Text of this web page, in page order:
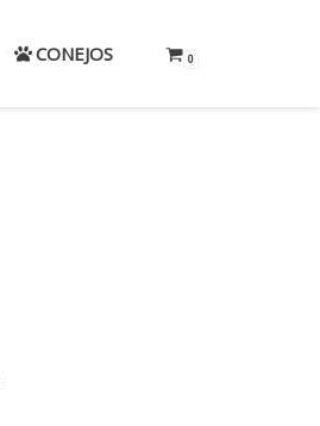
CONEJOS 0